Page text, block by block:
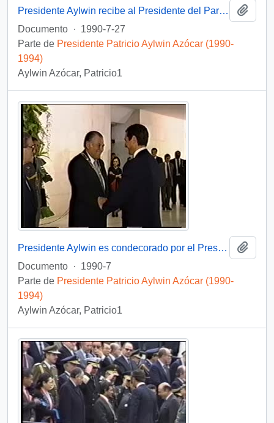
Presidente Aylwin recibe al Presidente del Parlamento Europeo en visita oficial a Chile: video
Documento · 1990-7-27
Parte de Presidente Patricio Aylwin Azócar (1990-
1994)
Aylwin Azócar, Patricio1
Presidente Aylwin es condecorado por el Presidente Collor de Mello en Brasil: video
Documento · 1990-7
Parte de Presidente Patricio Aylwin Azócar (1990-
1994)
Aylwin Azócar, Patricio1